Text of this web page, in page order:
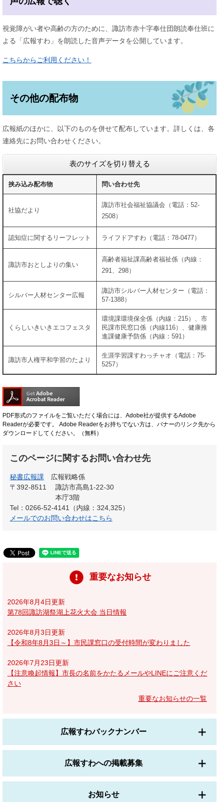
視覚障がい者や高齢の方のために、諏訪市赤十字奉仕団朗読奉仕班に
よる「広報すわ」を朗読した音声データを公開しています。
こちらからご利用ください！
その他の配布物
広報紙のほかに、以下のものを併せて配布しています。詳しくは、各
連絡先にお問い合わせください。
表のサイズを切り替える
挟み込み配布物 問い合わせ先
社協だより
諏訪市社会福祉協議会（電話：52-
2508）
認知症に関するリーフレット ライフドアすわ（電話：78-0477）
諏訪市おとしよりの集い
高齢者福祉課高齢者福祉係（内線：
291、298）
シルバー人材センター広報
諏訪市シルバー人材センター（電話：
57-1388）
くらしいきいきエコフェスタ
環境課環境保全係（内線：215）、市
民課市民窓口係（内線116）、健康推
進課健康予防係（内線：591）
諏訪市人権平和学習のたより
生涯学習課すわっチャオ（電話：75-
5257）
PDF形式のファイルをご覧いただく場合には、Adobe社が提供するAdobe
Readerが必要です。
Adobe Readerをお持ちでない方は、バナーのリンク先から
ダウンロードしてください。（無料）
このページに関するお問い合わせ先
秘書広報課
広報戦略係
〒392-8511
諏訪市高島1-22-30
本庁3階
Tel：0266-52-4141（内線：324,325）
メールでのお問い合わせはこちら
重要なお知らせ
2026年8月4日更新
第78回諏訪湖祭湖上花火大会 当日情報
2026年8月3日更新
【令和8年8月3日～】市民課窓口の受付時間が変わりました
2026年7月23日更新
【注意喚起情報】市長の名前をかたるメールやLINEにご注意くだ
さい
重要なお知らせの一覧
広報すわバックナンバー
広報すわへの掲載募集
お知らせ